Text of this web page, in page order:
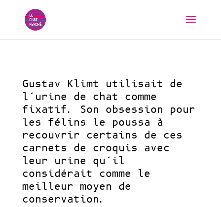
Gustav Klimt utilisait de
l’urine de chat comme
fixatif. Son obsession pour
les félins le poussa à
recouvrir certains de ces
carnets de croquis avec
leur urine qu’il
considérait comme le
meilleur moyen de
conservation.